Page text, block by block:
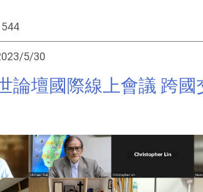
5/30
論壇國際線上會議 跨